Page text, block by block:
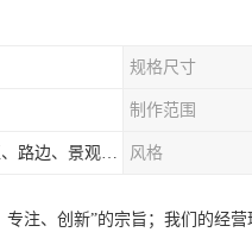
规格尺寸
制作范围
公园、景区、小区花园、别墅区、路边、景观河道、水库堤坝、市政桥梁、公路交通和园林景观装饰工程等 风格
注、创新”的宗旨；我们的经